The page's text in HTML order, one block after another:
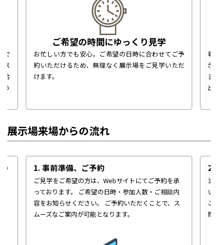
で
ス
合
う
ご希望の時間にゆっくり見学
お忙しい方でも安心。ご希望の日時に合わせてご予
約いただけるため、無理なく展示場をご見学いただ
けます。
専
示
ま
出
展示場来場からの流れ
1. 事前準備、ご予約
ご見学をご希望の方は、Webサイトにてご予約を承
っております。
ご希望の日時・参加人数・ご相談内
容をお知らせください。
ご予約いただくことで、ス
ムーズなご案内が可能となります。
2.
当
い
こ
際